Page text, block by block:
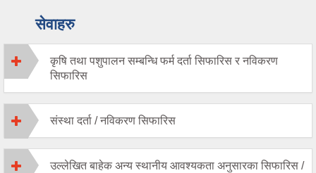
सेवाहरु
कृषि तथा पशुपालन सम्बन्धि फर्म दर्ता सिफारिस र नविकरण
सिफारिस
संस्था दर्ता / नविकरण सिफारिस
उल्लेखित बाहेक अन्य स्थानीय आवश्यकता अनुसारका सिफारिस /